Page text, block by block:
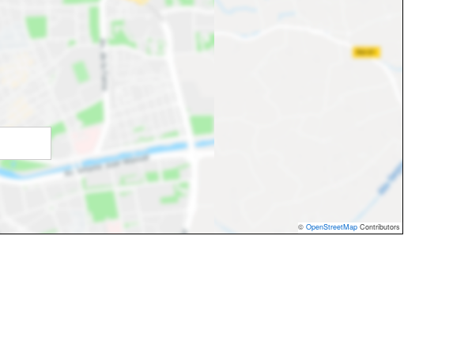
© OpenStreetMap Contributors